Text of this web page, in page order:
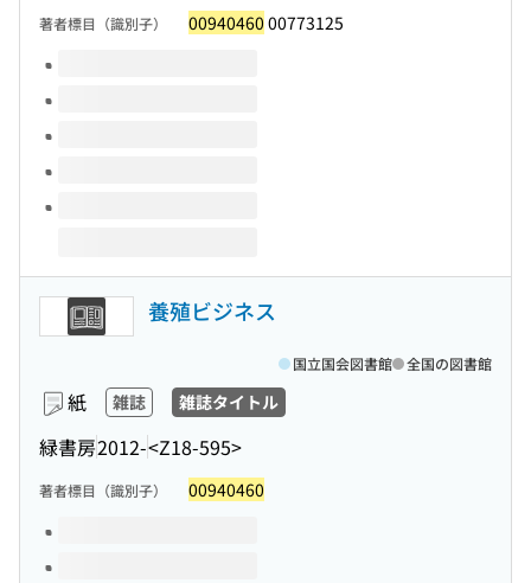
著者標目（識別子） 00940460 00773125
このタイトルの巻号
養殖ビジネス
紙 雑誌 雑誌タイトル
緑書房2012-<Z18-595>
国立国会図書館 全国の図書館
著者標目（識別子） 00940460
このタイトルの巻号